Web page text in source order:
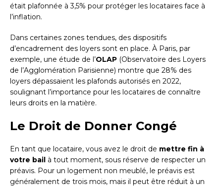
était plafonnée à 3,5% pour protéger les locataires face à
l’inflation.
Dans certaines zones tendues, des dispositifs
d’encadrement des loyers sont en place. À Paris, par
exemple, une étude de l’OLAP (Observatoire des Loyers
de l’Agglomération Parisienne) montre que 28% des
loyers dépassaient les plafonds autorisés en 2022,
soulignant l’importance pour les locataires de connaître
leurs droits en la matière.
Le Droit de Donner Congé
En tant que locataire, vous avez le droit de mettre fin à
votre bail à tout moment, sous réserve de respecter un
préavis. Pour un logement non meublé, le préavis est
généralement de trois mois, mais il peut être réduit à un